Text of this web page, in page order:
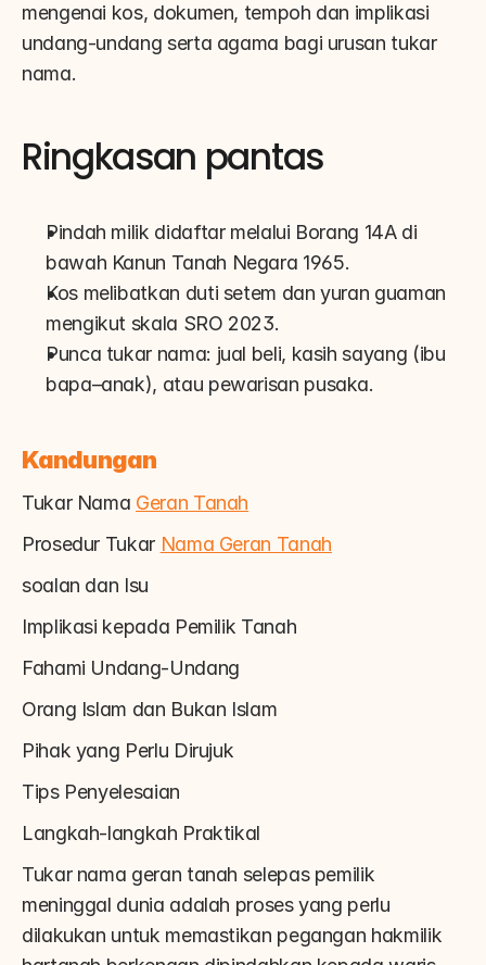
mengenai kos, dokumen, tempoh dan implikasi
undang-undang serta agama bagi urusan tukar
nama.
Ringkasan pantas
Pindah milik didaftar melalui Borang 14A di
bawah Kanun Tanah Negara 1965.
Kos melibatkan duti setem dan yuran guaman
mengikut skala SRO 2023.
Punca tukar nama: jual beli, kasih sayang (ibu
bapa–anak), atau pewarisan pusaka.
Kandungan
Tukar Nama Geran Tanah
Prosedur Tukar Nama Geran Tanah
soalan dan Isu
Implikasi kepada Pemilik Tanah
Fahami Undang-Undang
Orang Islam dan Bukan Islam
Pihak yang Perlu Dirujuk
Tips Penyelesaian
Langkah-langkah Praktikal
Tukar nama geran tanah selepas pemilik
meninggal dunia adalah proses yang perlu
dilakukan untuk memastikan pegangan hakmilik